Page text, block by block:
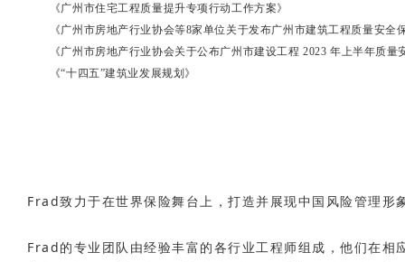
《广州市住宅工程质量提升专项行动工作方案》
《广州市房地产行业协会等8家单位关于发布广州市建筑工程质量安全
《广州市房地产行业协会关于公布广州市建设工程 2023 年上半年质
《“十四五”建筑业发展规划》
Frad致力于在世界保险舞台上，打造并展现中国风险管理
Frad的专业团队由经验丰富的各行业工程师组成，他们在